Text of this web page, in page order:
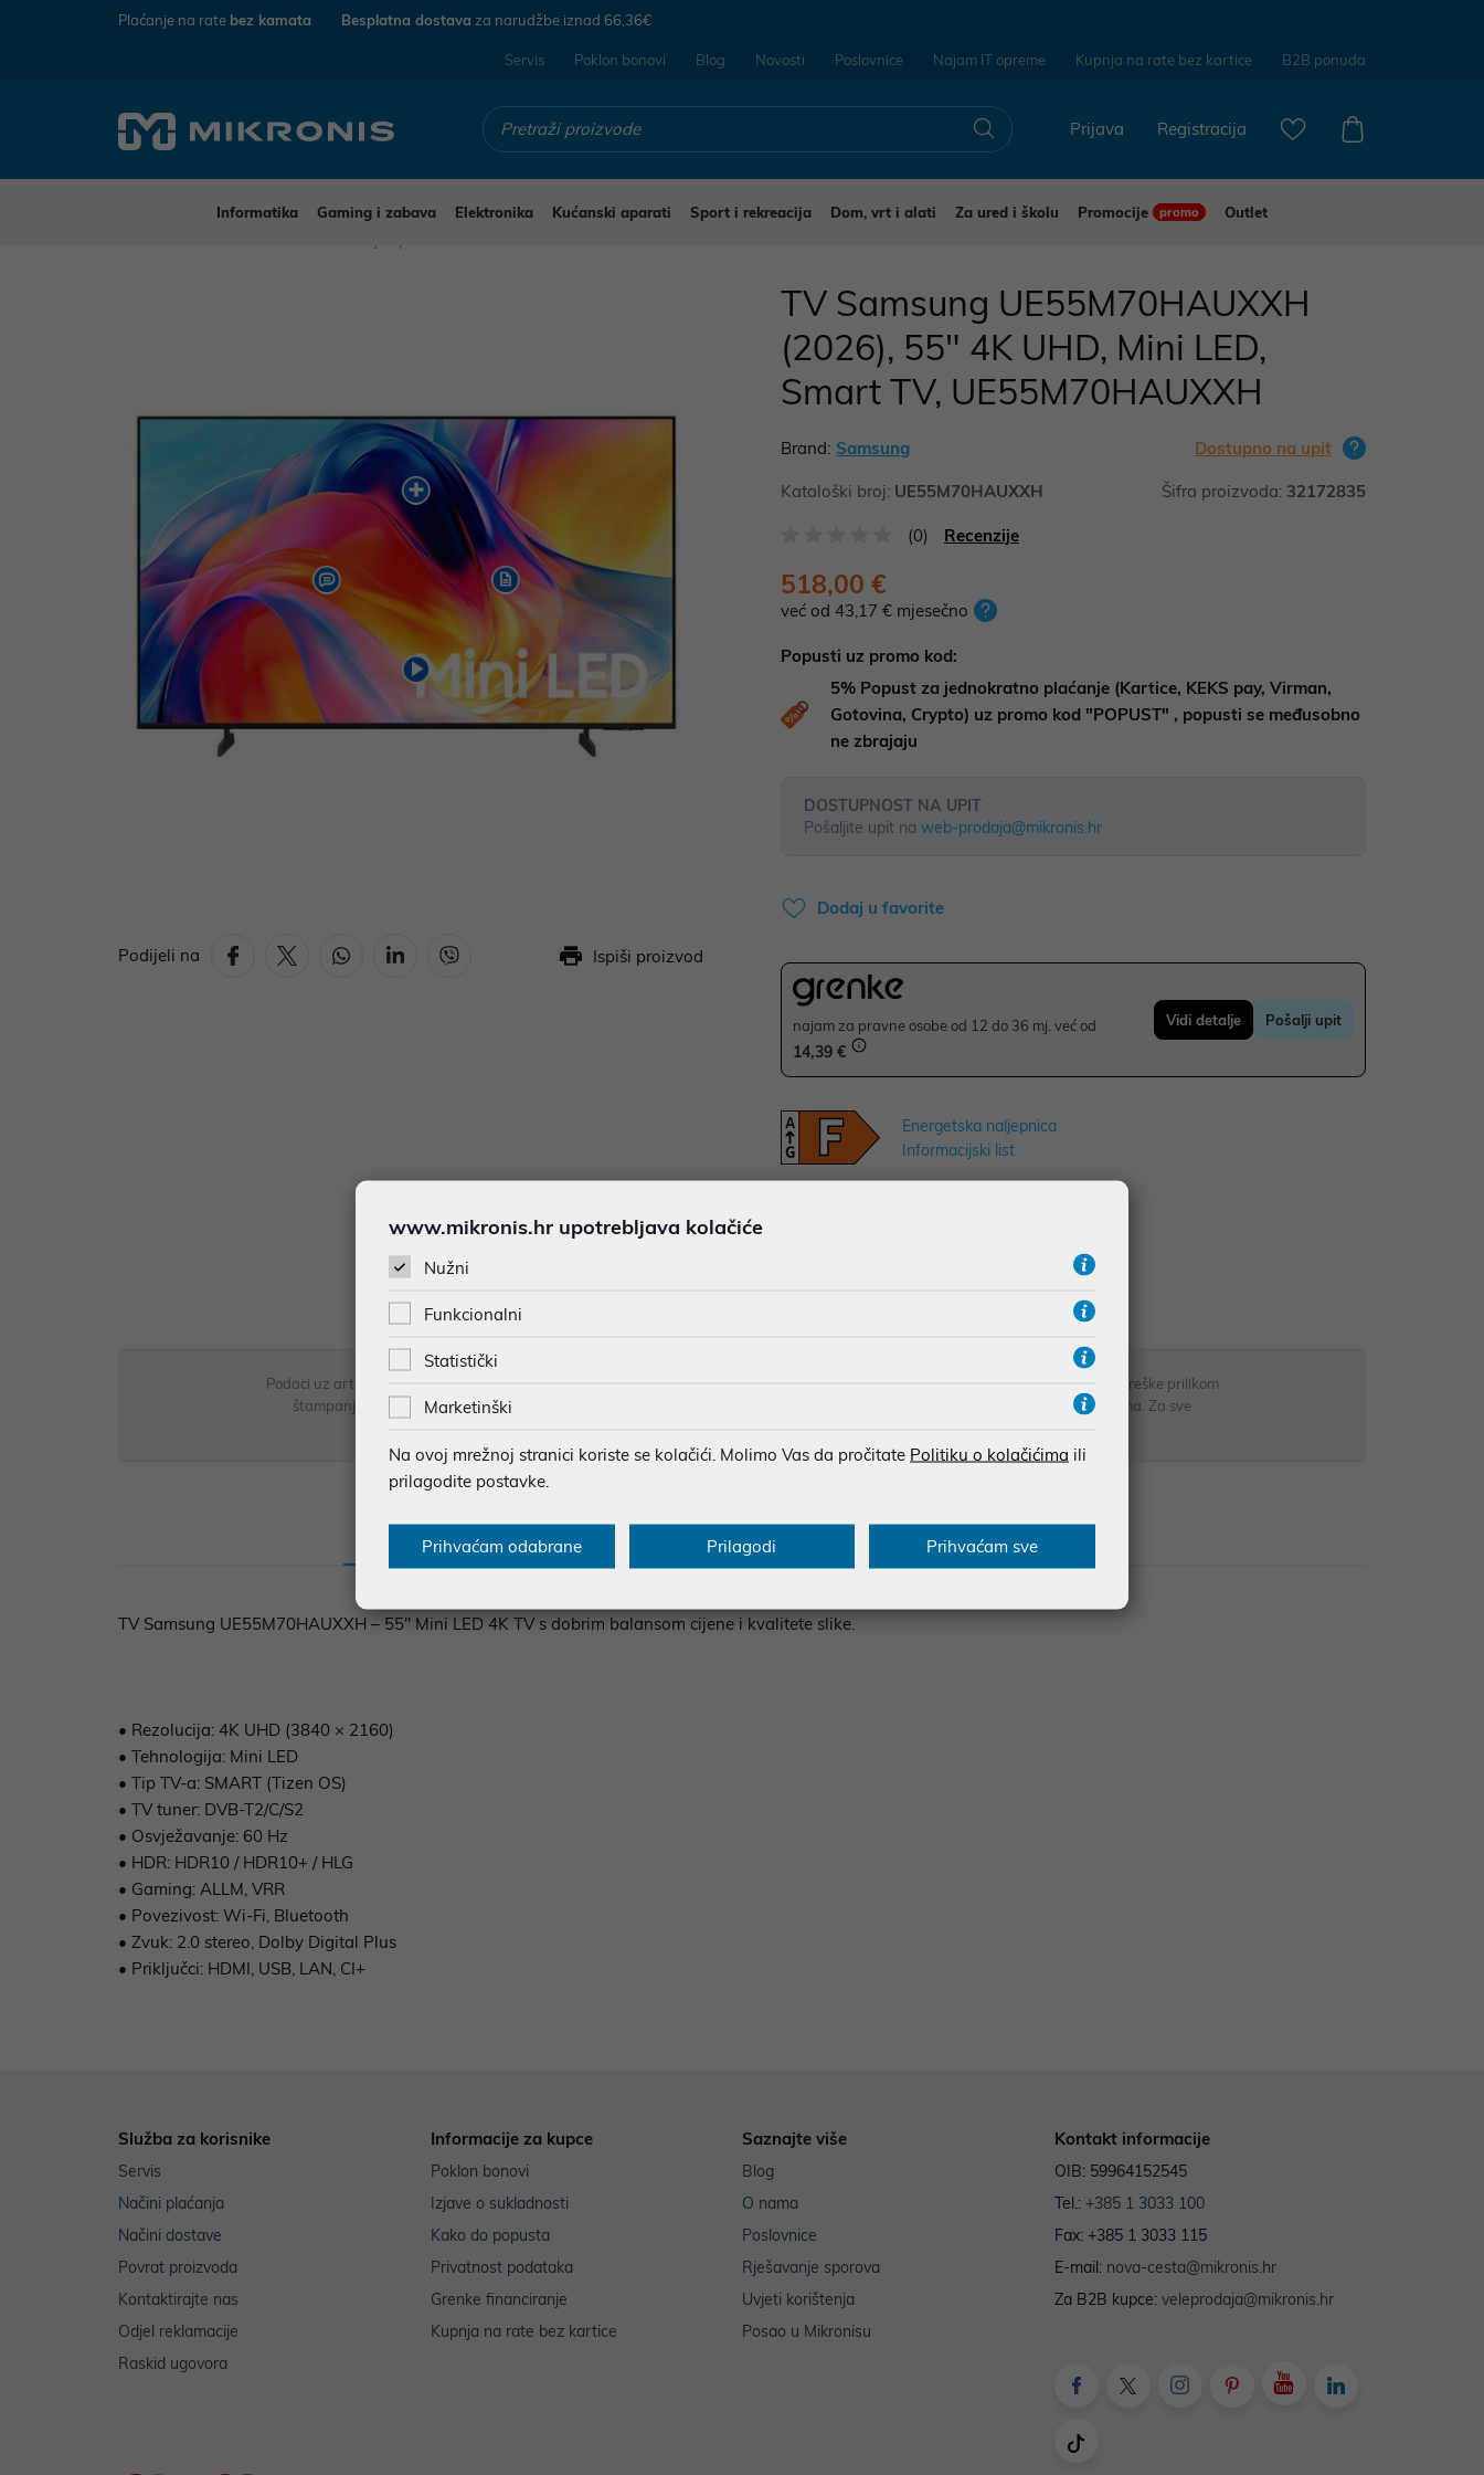
Plaćanje na rate bez kamata Besplatna dostava za narudžbe iznad 66,36€
Servis Poklon bonovi Blog Novosti Poslovnice Najam IT opreme Kupnja na rate bez kartice B2B ponuda
Registracija
Prijava
Informatika Gaming i zabava Elektronika Kućanski aparati Sport i rekreacija Dom, vrt i alati Za ured i školu Promocije promo
Outlet
Podijeli na Ispiši proizvod
TV Samsung UE55M70HAUXXH
(2026), 55" 4K UHD, Mini LED,
Smart TV, UE55M70HAUXXH
Brand: Samsung Dostupno na upit
Kataloški broj: UE55M70HAUXXH Šifra proizvoda: 32172835
(0) Recenzije
518,00 €
već od 43,17 € mjesečno
Popusti uz promo kod:
5% Popust za jednokratno plaćanje (Kartice, KEKS pay, Virman,
Gotovina, Crypto) uz promo kod "POPUST" , popusti se međusobno
ne zbrajaju
DOSTUPNOST NA UPIT
Pošaljite upit na web-prodaja@mikronis.hr
Dodaj u favorite
najam za pravne osobe od 12 do 36 mj. već od
14,39 €
Vidi detalje Pošalji upit
Energetska naljepnica
Informacijski list
Podaci uz artikle su prezentirani u dobroj namjeri. Mikronis d.o.o. ne odgovara za eventualne pogreške nastale u opisu proizvoda, greške prilikom
štampanja te promjene u dostupnosti i cijene. Slike artikala su ilustrativne prirode te ne moraju u potpunosti odgovarati artiklima. Za sve
Specifikacija Multimedija Raspoloživost Recenzije
TV Samsung UE55M70HAUXXH – 55" Mini LED 4K TV s dobrim balansom cijene i kvalitete slike.
• Rezolucija: 4K UHD (3840 × 2160)
• Tehnologija: Mini LED
• Tip TV-a: SMART (Tizen OS)
• TV tuner: DVB-T2/C/S2
• Osvježavanje: 60 Hz
• HDR: HDR10 / HDR10+ / HLG
• Gaming: ALLM, VRR
• Povezivost: Wi-Fi, Bluetooth
• Zvuk: 2.0 stereo, Dolby Digital Plus
• Priključci: HDMI, USB, LAN, CI+
Služba za korisnike
Servis
Načini plaćanja
Načini dostave
Povrat proizvoda
Kontaktirajte nas
Odjel reklamacije
Raskid ugovora
Informacije za kupce
Poklon bonovi
Izjave o sukladnosti
Kako do popusta
Privatnost podataka
Grenke financiranje
Kupnja na rate bez kartice
Saznajte više
Blog
O nama
Poslovnice
Rješavanje sporova
Uvjeti korištenja
Posao u Mikronisu
Kontakt informacije
OIB: 59964152545
Tel.: +385 1 3033 100
Fax: +385 1 3033 115
E-mail: nova-cesta@mikronis.hr
Za B2B kupce: veleprodaja@mikronis.hr
www.mikronis.hr upotrebljava kolačiće
Nužni
Funkcionalni
Statistički
Marketinški
Na ovoj mrežnoj stranici koriste se kolačići. Molimo Vas da pročitate Politiku o kolačićima ili
prilagodite postavke.
Prihvaćam odabrane Prilagodi Prihvaćam sve